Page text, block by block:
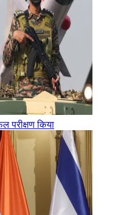
परीक्षण किया